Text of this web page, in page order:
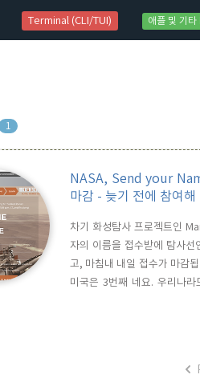
Terminal (CLI/TUI) 애플 및 기타
1
NASA, Send your
마감 - 늦기 전에 참여해
차기 화성탐사 프로젝트인
자의 이름을 접수받에 탐사
고, 마침내 내일 접수가 마감
미국은 3번째 네요. 우리나
Propulsion Laboratory)에서